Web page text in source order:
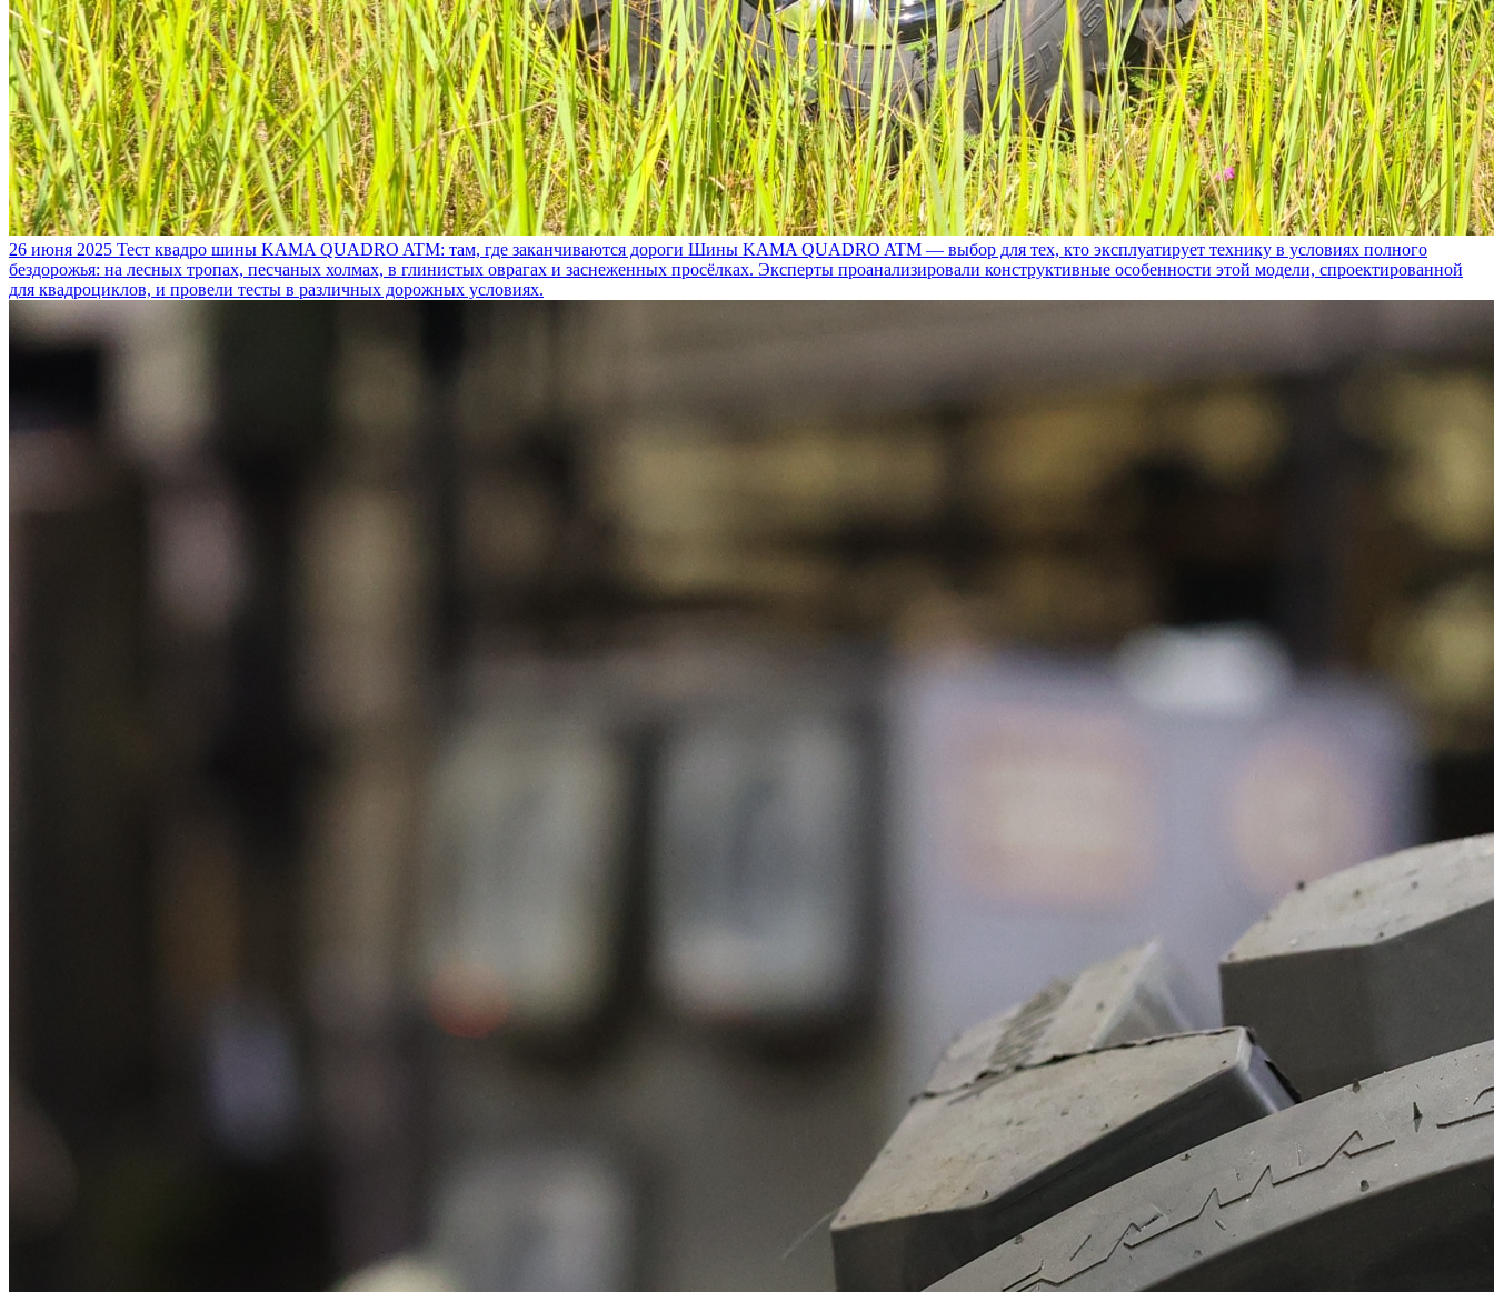
26 июня 2025 Тест квадро шины KAMA QUADRO ATM: там, где заканчиваются дороги Шины KAMA QUADRO ATM — выбор для тех, кто эксплуатирует технику в условиях полного
бездорожья: на лесных тропах, песчаных холмах, в глинистых оврагах и заснеженных просёлках. Эксперты проанализировали конструктивные особенности этой модели, спроектированной
для квадроциклов, и провели тесты в различных дорожных условиях.